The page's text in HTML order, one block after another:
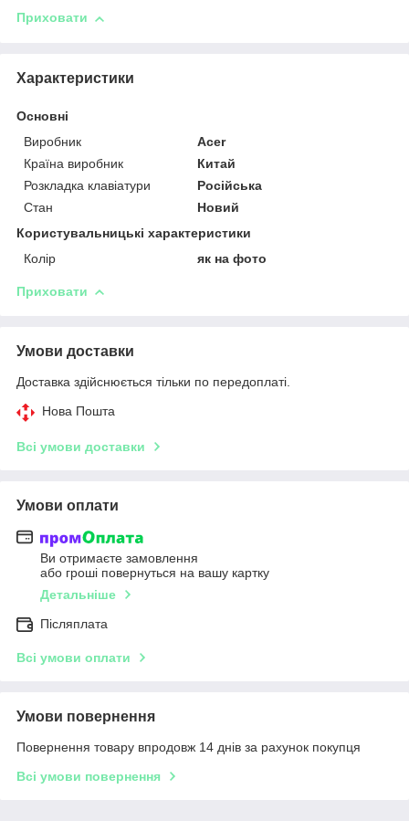
Приховати
Характеристики
Основні
Виробник
Acer
Країна виробник
Китай
Розкладка клавіатури
Російська
Стан
Новий
Користувальницькі характеристики
Колір
як на фото
Приховати
Умови доставки
Доставка здійснюється тільки по передоплаті.
Нова Пошта
Всі умови доставки
Умови оплати
Ви отримаєте замовлення
або гроші повернуться на вашу картку
Детальніше
Післяплата
Всі умови оплати
Умови повернення
Повернення товару впродовж 14 днів за рахунок покупця
Всі умови повернення